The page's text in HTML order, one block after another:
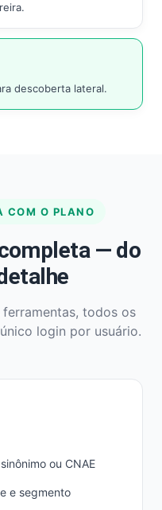
descoberta lateral.
COM O PLANO
— do
todos os
login por usuário.
ou CNAE
e segmento